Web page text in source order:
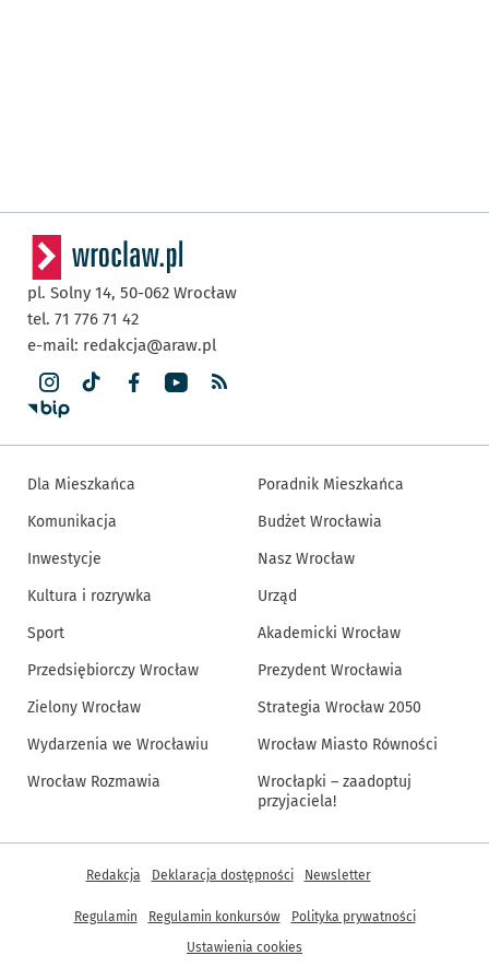
pl. Solny 14, 50-062 Wrocław
tel. 71 776 71 42
e-mail: redakcja@araw.pl
Dla Mieszkańca
Komunikacja
Inwestycje
Kultura i rozrywka
Sport
Przedsiębiorczy Wrocław
Zielony Wrocław
Wydarzenia we Wrocławiu
Wrocław Rozmawia
Poradnik Mieszkańca
Budżet Wrocławia
Nasz Wrocław
Urząd
Akademicki Wrocław
Prezydent Wrocławia
Strategia Wrocław 2050
Wrocław Miasto Równości
Wrocłapki – zaadoptuj
przyjaciela!
Inne informacje
Redakcja Deklaracja dostępności Newsletter
Regulamin Regulamin konkursów
Polityka prywatności
Ustawienia cookies